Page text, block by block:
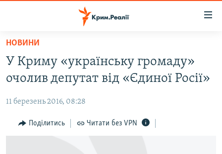
Перейти
основного
матеріалу
до
навігації
Перейти
ВОДА.КРИМ
ПОЛІТИКА
БЛОГИ
НОВИНИ
У Криму «українську громаду»
очолив депутат від «Єдиної Росії»
11 березень 2016, 08:28
Поділитись Читати без VPN